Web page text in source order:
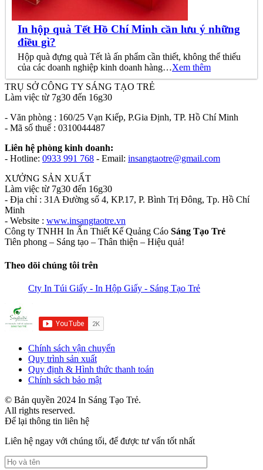
In hộp quà Tết Hồ Chí Minh cần lưu ý những
điều gì?
Hộp quà đựng quà Tết là ấn phẩm cần thiết, không thể thiếu
của các doanh nghiệp kinh doanh hàng…Xem thêm
TRỤ SỞ CÔNG TY SÁNG TẠO TRẺ
Làm việc từ 7g30 đến 16g30
- Văn phòng : 160/25 Vạn Kiếp, P.Gia Định, TP. Hồ Chí Minh
- Mã số thuế : 0310044487
Liên hệ phòng kinh doanh:
- Hotline: 0933 991 768 - Email: insangtaotre@gmail.com
XƯỞNG SẢN XUẤT
Làm việc từ 7g30 đến 16g30
- Địa chỉ : 31A Đường số 4, KP.17, P. Bình Trị Đông, Tp. Hồ Chí
Minh
- Website : www.insangtaotre.vn
Công ty TNHH In Ấn Thiết Kế Quảng Cáo Sáng Tạo Trẻ
Tiên phong – Sáng tạo – Thân thiện – Hiệu quả!
Theo dõi chúng tôi trên
Cty In Túi Giấy - In Hộp Giấy - Sáng Tạo Trẻ
Chính sách vận chuyển
Quy trình sản xuất
Quy định & Hình thức thanh toán
Chính sách bảo mật
© Bản quyền 2024 In Sáng Tạo Trẻ.
All rights reserved.
Để lại thông tin liên hệ
Liên hệ ngay với chúng tối, để được tư vấn tốt nhất